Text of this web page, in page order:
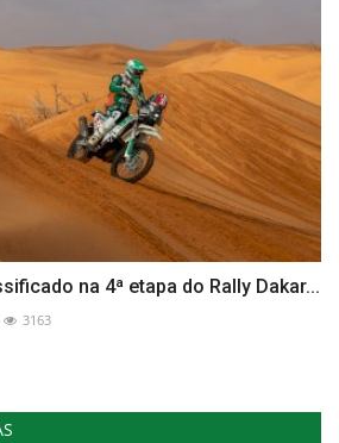
na 4ª etapa do Rally Dakar...
3163